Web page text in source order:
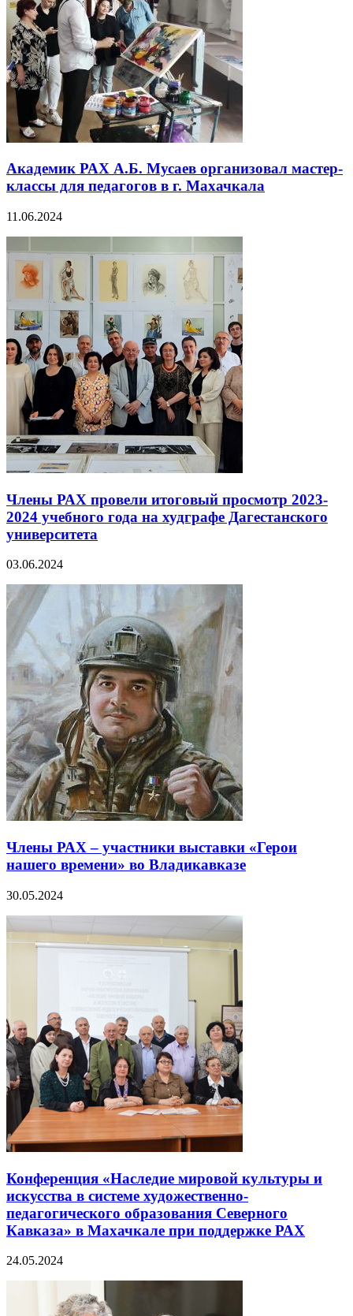
Академик РАХ А.Б. Мусаев организовал мастер-
классы для педагогов в г. Махачкала
11.06.2024
Члены РАХ провели итоговый просмотр 2023-
2024 учебного года на худграфе Дагестанского
университета
03.06.2024
Члены РАХ – участники выставки «Герои
нашего времени» во Владикавказе
30.05.2024
Конференция «Наследие мировой культуры и
искусства в системе художественно-
педагогического образования Северного
Кавказа» в Махачкале при поддержке РАХ
24.05.2024